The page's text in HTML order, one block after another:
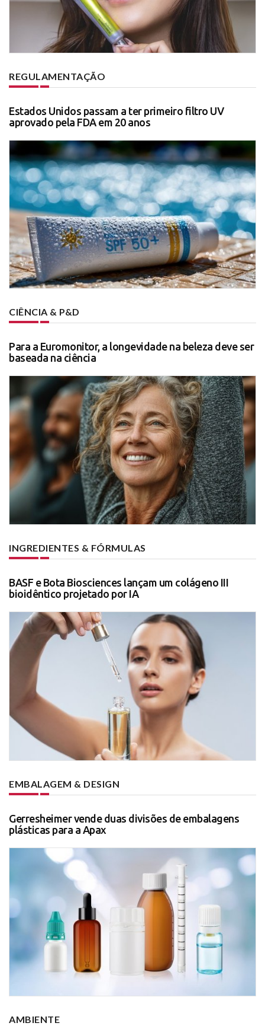
REGULAMENTAÇÃO
Estados Unidos passam a ter primeiro filtro UV
aprovado pela FDA em 20 anos
CIÊNCIA & P&D
Para a Euromonitor, a longevidade na beleza deve ser
baseada na ciência
INGREDIENTES & FÓRMULAS
BASF e Bota Biosciences lançam um colágeno III
bioidêntico projetado por IA
EMBALAGEM & DESIGN
Gerresheimer vende duas divisões de embalagens
plásticas para a Apax
AMBIENTE